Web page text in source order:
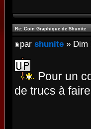
Re: Coin Graphique de Shunite
par shunite » Dim
Pour un
de trucs à